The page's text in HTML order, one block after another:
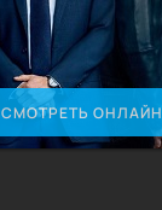
СМОТРЕТЬ ОНЛАЙН